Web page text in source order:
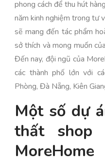
phong cách để thu hút
năm kinh nghiệm trong tư
sẽ mang đến tác phẩm
sở thích và mong muốn
Đến nay, đội ngũ của
các thành phố lớn với
Phòng, Đà Nẵng, Kiên
Một số dự
thất shop
MoreHome